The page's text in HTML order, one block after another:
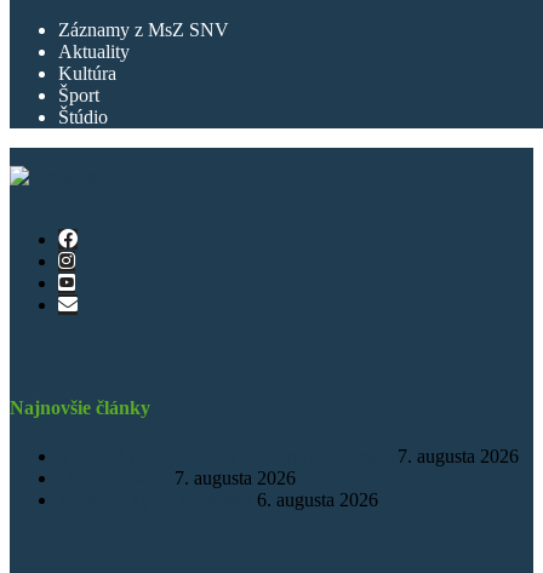
Záznamy z MsZ SNV
Aktuality
Kultúra
Šport
Štúdio
Najnovšie články
7. augusta 2026
7. augusta 2026
6. augusta 2026